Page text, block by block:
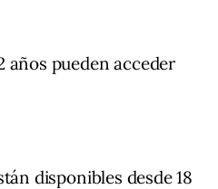
años pueden acceder
disponibles desde 18